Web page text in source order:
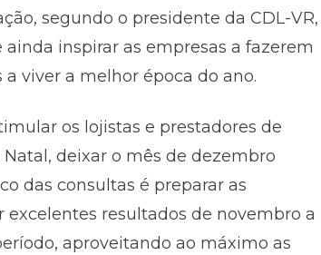
segundo o presidente da CDL-VR,
inspirar as empresas a fazerem
viver a melhor época do ano.
os lojistas e prestadores de
deixar o mês de dezembro
das consultas é preparar as
resultados de novembro a
aproveitando ao máximo as